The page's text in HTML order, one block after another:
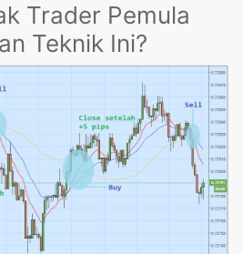
Trader Pemula
Teknik Ini?